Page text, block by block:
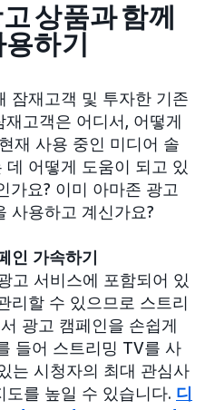
상품과 함께
하기
잠재고객 및 투자한 기존
고객은 어디서, 어떻게
재 사용 중인 미디어 솔
어떻게 도움이 되고 있
가요? 이미 아마존 광고
사용하고 계신가요?
인 가속하기
고 서비스에 포함되어 있
리할 수 있으므로 스트리
광고 캠페인을 손쉽게
들어 스트리밍 TV를 사
는 시청자의 최대 관심사
도를 높일 수 있습니다. 디